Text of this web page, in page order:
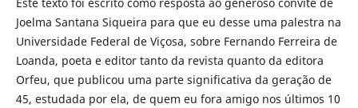
Joelma Santana Siqueira para que eu desse uma palestra na
Universidade Federal de Viçosa, sobre Fernando Ferreira de
Loanda, poeta e editor tanto da revista quanto da editora
Orfeu, que publicou uma parte significativa da geração de
45, estudada por ela, de quem eu fora amigo nos últimos 10